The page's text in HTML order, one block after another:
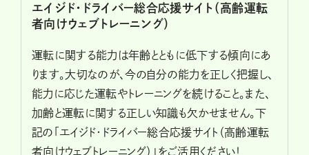
エイジド・ドライバー総合応援サイト（高齢運転
者向けウェブトレーニング）
運転に関する能力は年齢とともに低下する傾向にあ
ります。大切なのが、今の自分の能力を正しく把握し、
能力に応じた運転やトレーニングを続けること。また、
加齢と運転に関する正しい知識も欠かせません。下
記の「エイジド・ドライバー総合応援サイト（高齢運転
者向けウェブトレーニング）」をご活用ください！